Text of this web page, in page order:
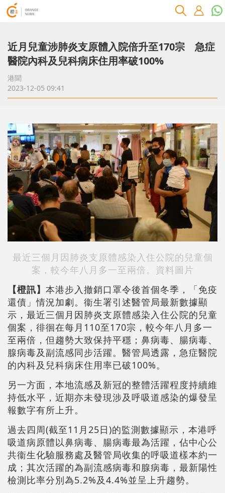
近月兒童涉肺炎支原體入院倍升至170宗 急症
醫院內科及兒科病床住用率破100%
港聞
2023-12-05 09:41
最近三個月因肺炎支原體感染入住公院的兒童個
案，較今年八月多一至兩倍。資料圖片
【橙訊】 本港步入撤銷口罩令後首個冬季，「免疫
還債」情況加劇。衞生署引述醫管局最新數據顯
示，最近三個月因肺炎支原體感染入住公院的兒童
個案，徘徊在每月110至170宗，較今年八月多一
至兩倍，但趨勢大致保持平穩；鼻病毒、腸病毒、
腺病毒及副流感同步活躍。醫管局透露，急症醫院
的內科及兒科病床住用率已破100%。
另一方面，本地流感及新冠的整體活躍程度持續維
持低水平，近期亦未發現涉及呼吸道感染的爆發呈
報數字有所上升。
過去四周(截至11月25日)的監測數據顯示，本港呼
吸道病原體以鼻病毒、腸病毒最為活躍，佔中心公
共衞生化驗服務處及醫管局收集的呼吸道樣本約一
成；其次活躍的為副流感病毒和腺病毒，最新陽性
檢測比率分別為5.2%及4.4%並呈上升趨勢。